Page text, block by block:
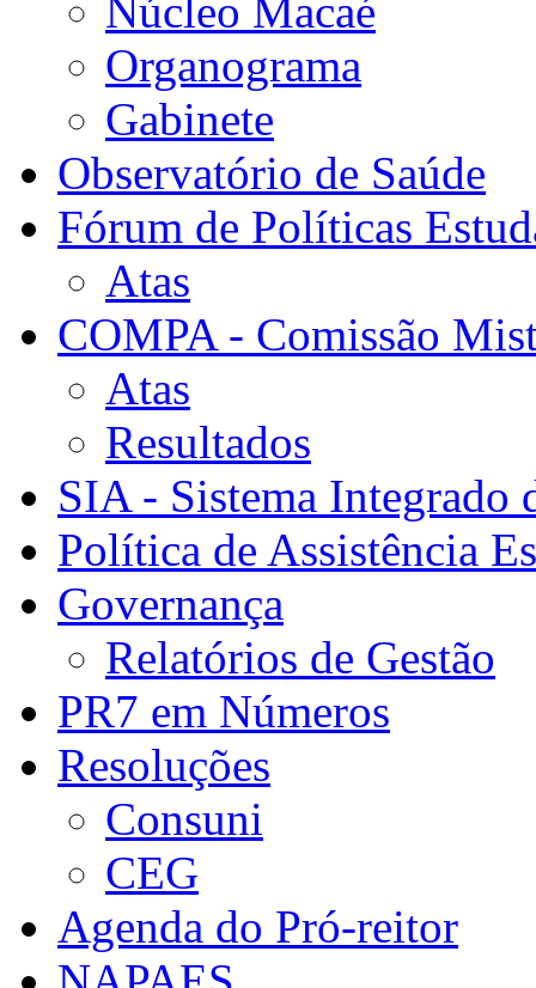
Núcleo Macaé
Organograma
Gabinete
Observatório de Saúde
Fórum de Políticas
Atas
COMPA - Comissão
Atas
Resultados
SIA - Sistema Integrado
Política de Assistência
Governança
Relatórios de Gestão
PR7 em Números
Resoluções
Consuni
CEG
Agenda do Pró-reitor